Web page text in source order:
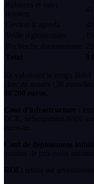
Relances et suivi
dossiers
Gestion d’agenda
Veille réglementaire
Recherche documentaire
Total
3
En valorisant le temps
clerc de notaire (38 euros/
88 200 euros
Cout d’infrastructure :
OCR, hébergement N8N,
euros/an.
Cout de déploiement
nombre de processus
ROI :
retour sur